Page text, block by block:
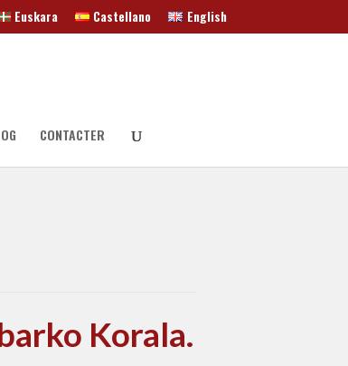
Euskara Castellano English
CONTACTER
Korala.